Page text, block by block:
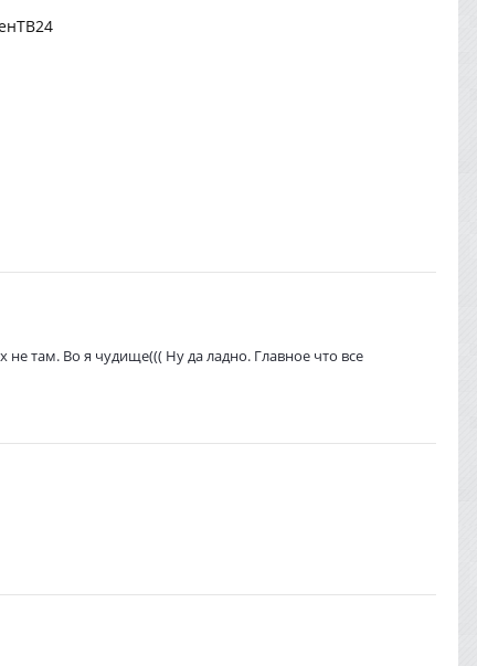
не там. Во я чудище((( Ну да ладно. Главное что все